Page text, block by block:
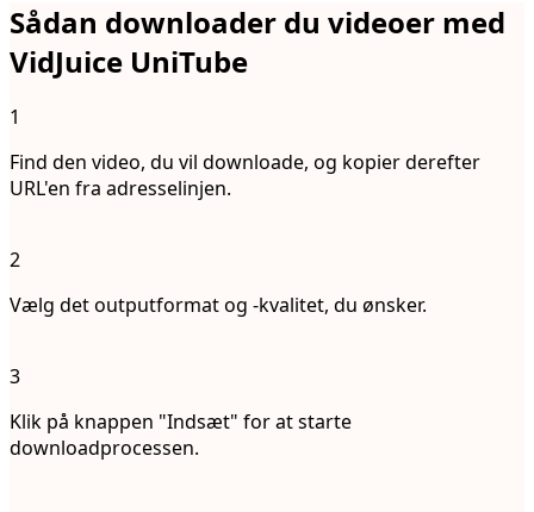
Sådan downloader du videoer med
VidJuice UniTube
1
Find den video, du vil downloade, og kopier derefter
URL'en fra adresselinjen.
2
Vælg det outputformat og -kvalitet, du ønsker.
3
Klik på knappen "Indsæt" for at starte
downloadprocessen.